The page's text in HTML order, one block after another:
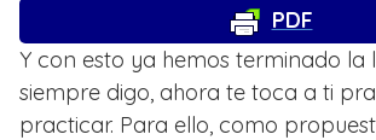
PDF
Y con esto ya hemos terminado la
siempre digo, ahora te toca a ti
practicar. Para ello, como